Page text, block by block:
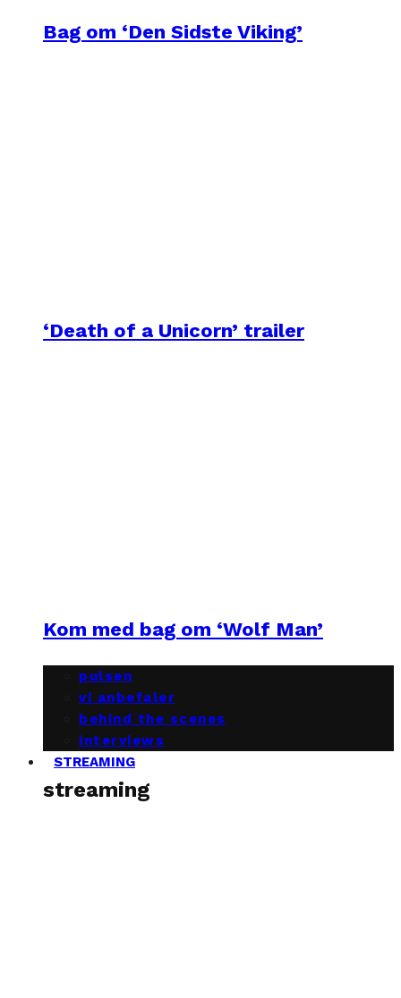
Bag om ‘Den Sidste Viking’
‘Death of a Unicorn’ trailer
Kom med bag om ‘Wolf Man’
pulsen
vi anbefaler
behind the scenes
interviews
STREAMING
streaming